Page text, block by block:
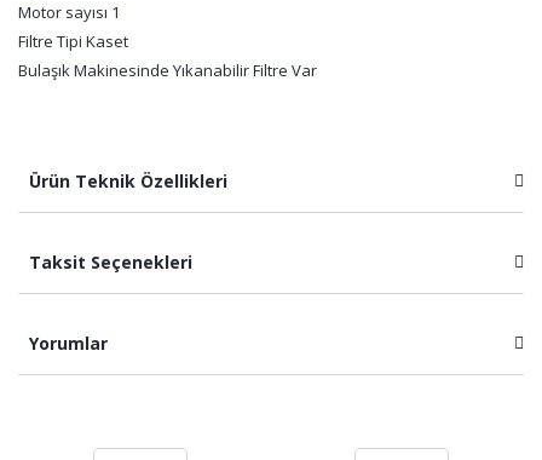
Motor sayısı 1
Filtre Tipi Kaset
Bulaşık Makinesinde Yıkanabilir Filtre Var
Ürün Teknik Özellikleri
Taksit Seçenekleri
Yorumlar